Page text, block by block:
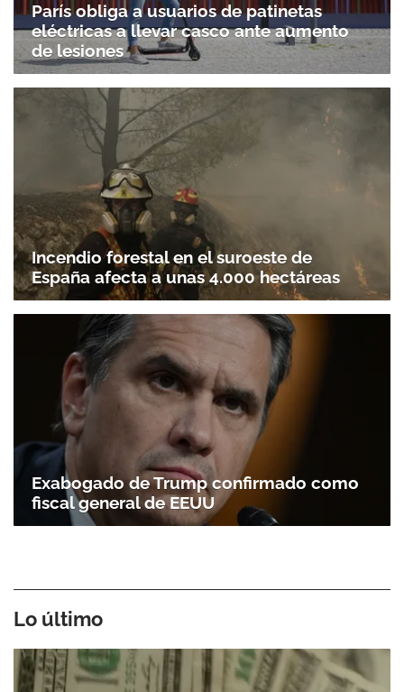
París obliga a usuarios de patinetas
eléctricas a llevar casco ante aumento
de lesiones
Incendio forestal en el suroeste de
España afecta a unas 4.000 hectáreas
Exabogado de Trump confirmado como
fiscal general de EEUU
Lo último